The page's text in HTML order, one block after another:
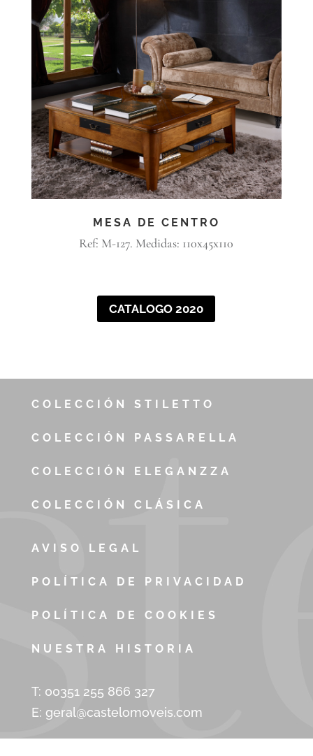
MESA DE CENTRO
Ref: M-127. Medidas: 110x45x110
CATALOGO 2020
COLECCIÓN STILETTO
COLECCIÓN PASSARELLA
COLECCIÓN ELEGANZZA
COLECCIÓN CLÁSICA
AVISO LEGAL
POLÍTICA DE PRIVACIDAD
POLÍTICA DE COOKIES
NUESTRA HISTORIA
T: 00351 255 866 327
E: geral@castelomoveis.com